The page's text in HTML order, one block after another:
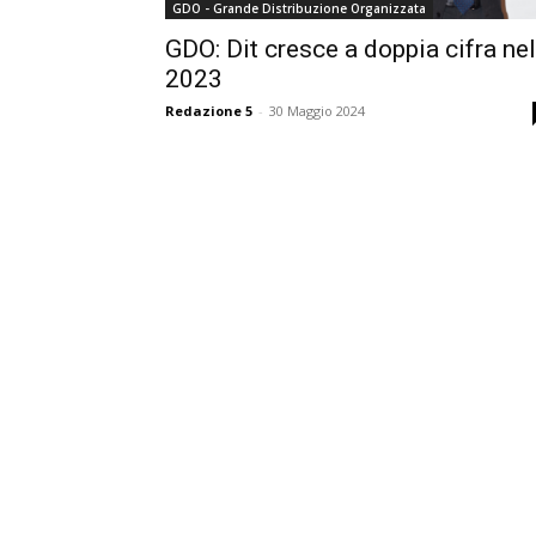
GDO - Grande Distribuzione Organizzata
GDO: Dit cresce a doppia cifra nel
2023
Redazione 5 - 30 Maggio 2024